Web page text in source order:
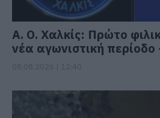
Α. Ο. Χαλκίς: Πρώτο
νέα αγωνιστική